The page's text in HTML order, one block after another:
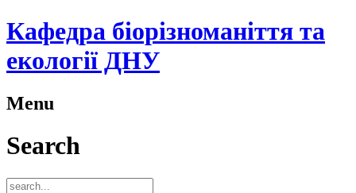
Кафедра біорізноманіття та
екології ДНУ
Menu
Search